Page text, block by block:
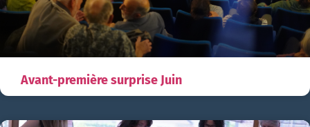
Avant-première surprise Juin